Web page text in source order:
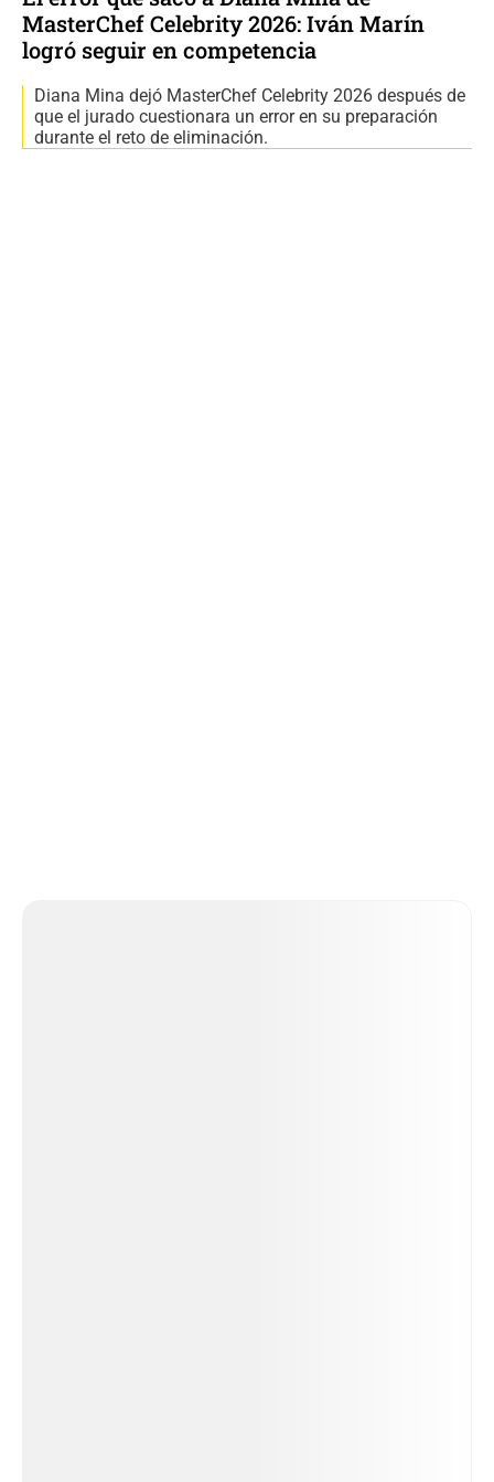
MasterChef Celebrity 2026: Iván Marín
logró seguir en competencia
Diana Mina dejó MasterChef Celebrity 2026 después de
que el jurado cuestionara un error en su preparación
durante el reto de eliminación.